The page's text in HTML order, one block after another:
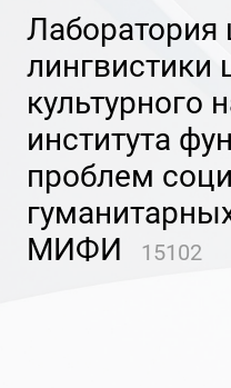
лаборатория цифровой
лингвистики
культурного
института
проблем
МИФИ
15102